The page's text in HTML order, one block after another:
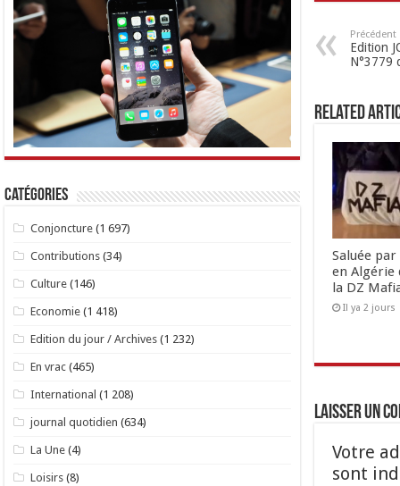
Précédent
Edition
N°3779
Related
Saluée
en Algérie
la DZ
Il ya 2 jours
Laisser un
Votre
sont
Catégories
Conjoncture (1 697)
Contributions (34)
Culture (146)
Economie (1 418)
Edition du jour / Archives (1 232)
En vrac (465)
International (1 208)
journal quotidien (634)
La Une (4)
Loisirs (8)